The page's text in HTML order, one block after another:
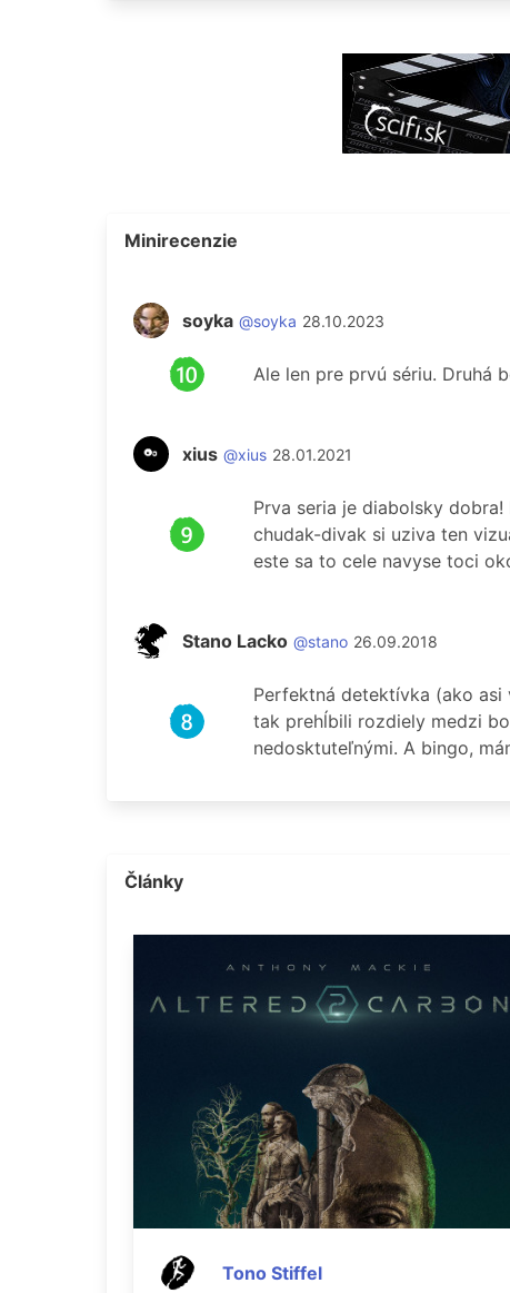
Minirecenzie
soyka @soyka 28.10.2023
Ale len pre prvú sériu. Druhá
xius @xius 28.01.2021
Prva seria je diabolsky
chudak-divak si uziva ten
este sa to cele navyse toci
Stano Lacko @stano 26.09.2018
Perfektná detektívka (ako
tak prehĺbili rozdiely medzi
nedosktuteľnými. A bingo,
Články
Tono Stiffel